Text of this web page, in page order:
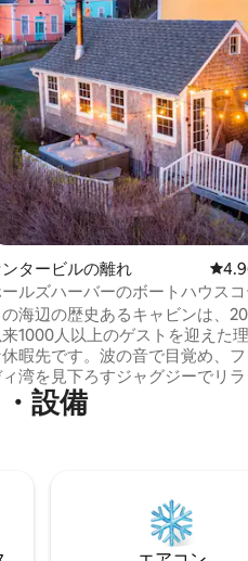
、5つ星中5つ星の平均評価
タービルの離れ レビ
ルズハーバーのボートハウス
（露天風呂・ジャグジー付き）
の海辺の歴史あるキャビンは、
1000人以上のゲストを迎えた
暇先です。波の音で目覚め、
湾を見下ろすジャグジーでリラ
ながら美しい夕日をお楽しみく
。ビーチまで階段を上って行き、
をお楽しみください。ワイナリー
、ケープスプリットでのハイキン
界で最も高い潮汐を見るなど、ア
設備